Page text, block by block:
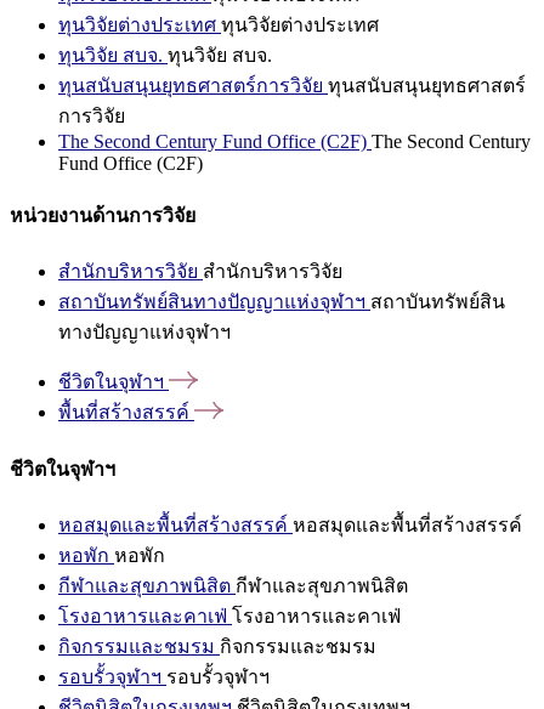
ทุนวิจัยต่างประเทศ ทุนวิจัยต่างประเทศ
ทุนวิจัย สบจ. ทุนวิจัย สบจ.
ทุนสนับสนุนยุทธศาสตร์การวิจัย ทุนสนับสนุนยุทธศาสตร์
การวิจัย
The Second Century Fund Office (C2F) The Second Century
Fund Office (C2F)
หน่วยงานด้านการวิจัย
สำนักบริหารวิจัย สำนักบริหารวิจัย
สถาบันทรัพย์สินทางปัญญาแห่งจุฬาฯ สถาบันทรัพย์สิน
ทางปัญญาแห่งจุฬาฯ
ชีวิตในจุฬาฯ
พื้นที่สร้างสรรค์
ชีวิตในจุฬาฯ
หอสมุดและพื้นที่สร้างสรรค์ หอสมุดและพื้นที่สร้างสรรค์
หอพัก หอพัก
กีฬาและสุขภาพนิสิต กีฬาและสุขภาพนิสิต
โรงอาหารและคาเฟ่ โรงอาหารและคาเฟ่
กิจกรรมและชมรม กิจกรรมและชมรม
รอบรั้วจุฬาฯ รอบรั้วจุฬาฯ